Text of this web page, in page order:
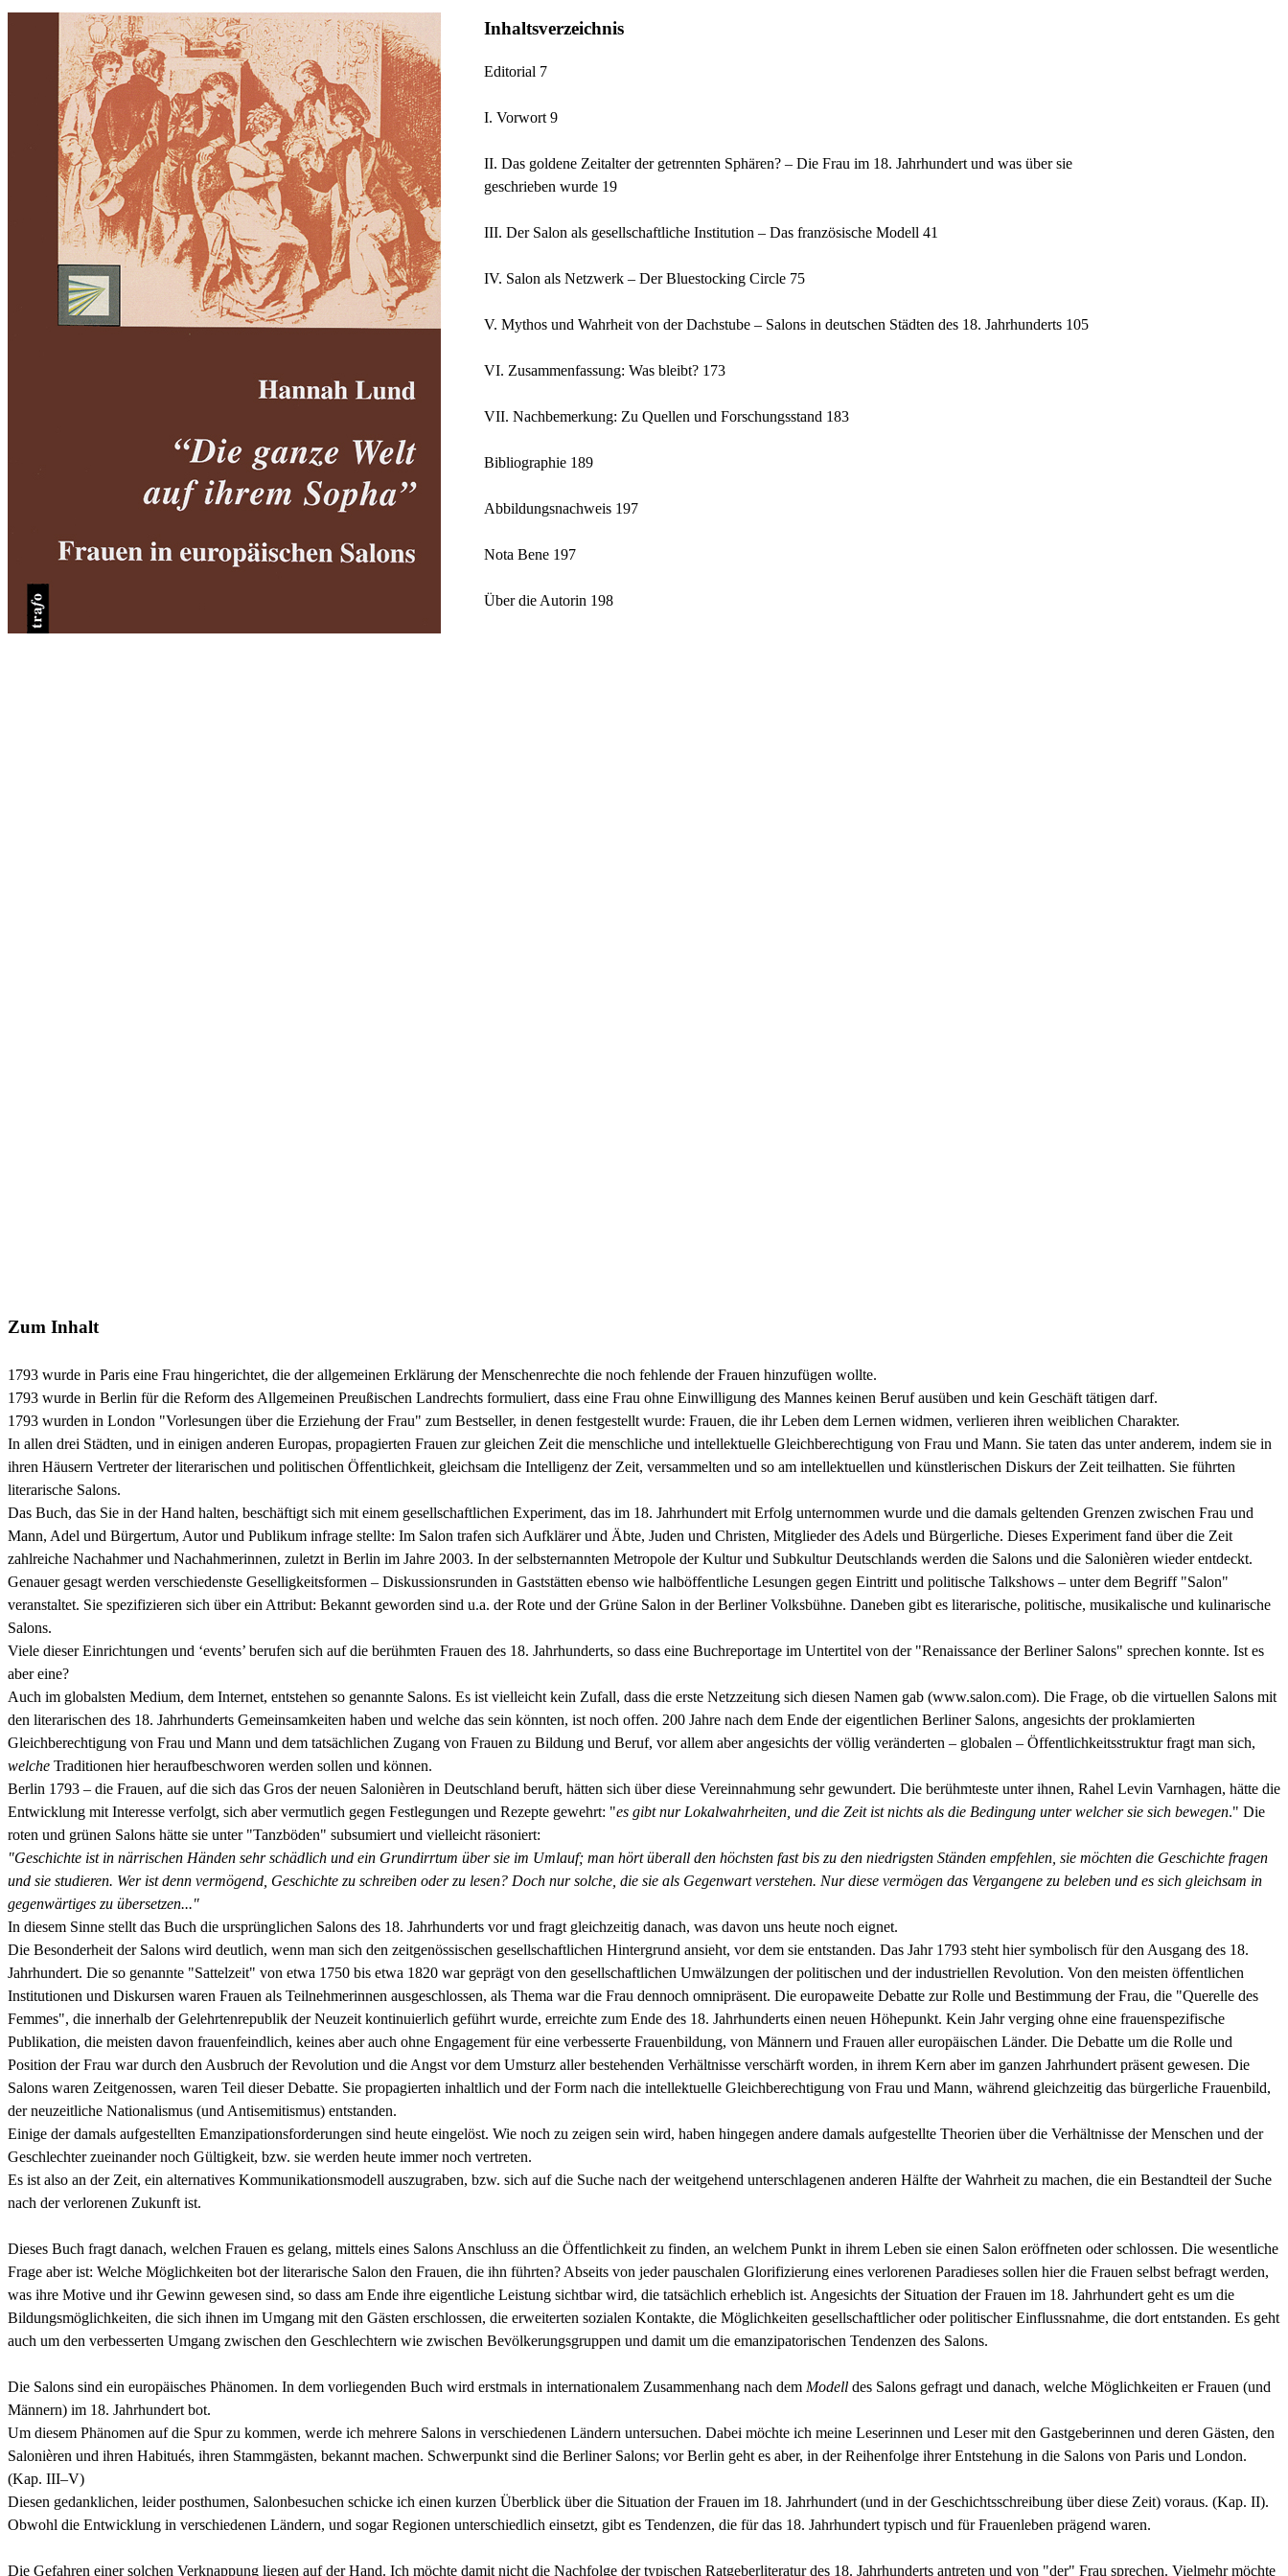
Inhaltsverzeichnis
Editorial 7
I. Vorwort 9
II. Das goldene Zeitalter der getrennten Sphären? – Die Frau im 18. Jahrhundert und was über sie
geschrieben wurde 19
III. Der Salon als gesellschaftliche Institution – Das französische Modell 41
IV. Salon als Netzwerk – Der Bluestocking Circle 75
V. Mythos und Wahrheit von der Dachstube – Salons in deutschen Städten des 18. Jahrhunderts 105
VI. Zusammenfassung: Was bleibt? 173
VII. Nachbemerkung: Zu Quellen und Forschungsstand 183
Bibliographie 189
Abbildungsnachweis 197
Nota Bene 197
Über die Autorin 198
Zum Inhalt
1793 wurde in Paris eine Frau hingerichtet, die der allgemeinen Erklärung der Menschenrechte die noch fehlende der Frauen hinzufügen wollte.
1793 wurde in Berlin für die Reform des Allgemeinen Preußischen Landrechts formuliert, dass eine Frau ohne Einwilligung des Mannes keinen Beruf ausüben und kein Geschäft tätigen darf.
1793 wurden in London "Vorlesungen über die Erziehung der Frau" zum Bestseller, in denen festgestellt wurde: Frauen, die ihr Leben dem Lernen widmen, verlieren ihren weiblichen Charakter.
In allen drei Städten, und in einigen anderen Europas, propagierten Frauen zur gleichen Zeit die menschliche und intellektuelle Gleichberechtigung von Frau und Mann. Sie taten das unter anderem, indem sie in
ihren Häusern Vertreter der literarischen und politischen Öffentlichkeit, gleichsam die Intelligenz der Zeit, versammelten und so am intellektuellen und künstlerischen Diskurs der Zeit teilhatten. Sie führten
literarische Salons.
Das Buch, das Sie in der Hand halten, beschäftigt sich mit einem gesellschaftlichen Experiment, das im 18. Jahrhundert mit Erfolg unternommen wurde und die damals geltenden Grenzen zwischen Frau und
Mann, Adel und Bürgertum, Autor und Publikum infrage stellte: Im Salon trafen sich Aufklärer und Äbte, Juden und Christen, Mitglieder des Adels und Bürgerliche. Dieses Experiment fand über die Zeit
zahlreiche Nachahmer und Nachahmerinnen, zuletzt in Berlin im Jahre 2003. In der selbsternannten Metropole der Kultur und Subkultur Deutschlands werden die Salons und die Salonièren wieder entdeckt.
Genauer gesagt werden verschiedenste Geselligkeitsformen – Diskussionsrunden in Gaststätten ebenso wie halböffentliche Lesungen gegen Eintritt und politische Talkshows – unter dem Begriff "Salon"
veranstaltet. Sie spezifizieren sich über ein Attribut: Bekannt geworden sind u.a. der Rote und der Grüne Salon in der Berliner Volksbühne. Daneben gibt es literarische, politische, musikalische und kulinarische
Salons.
Viele dieser Einrichtungen und ‘events’ berufen sich auf die berühmten Frauen des 18. Jahrhunderts, so dass eine Buchreportage im Untertitel von der "Renaissance der Berliner Salons" sprechen konnte. Ist es
aber eine?
Auch im globalsten Medium, dem Internet, entstehen so genannte Salons. Es ist vielleicht kein Zufall, dass die erste Netzzeitung sich diesen Namen gab (www.salon.com). Die Frage, ob die virtuellen Salons mit
den literarischen des 18. Jahrhunderts Gemeinsamkeiten haben und welche das sein könnten, ist noch offen. 200 Jahre nach dem Ende der eigentlichen Berliner Salons, angesichts der proklamierten
Gleichberechtigung von Frau und Mann und dem tatsächlichen Zugang von Frauen zu Bildung und Beruf, vor allem aber angesichts der völlig veränderten – globalen – Öffentlichkeitsstruktur fragt man sich,
welche Traditionen hier heraufbeschworen werden sollen und können.
Berlin 1793 – die Frauen, auf die sich das Gros der neuen Salonièren in Deutschland beruft, hätten sich über diese Vereinnahmung sehr gewundert. Die berühmteste unter ihnen, Rahel Levin Varnhagen, hätte die
Entwicklung mit Interesse verfolgt, sich aber vermutlich gegen Festlegungen und Rezepte gewehrt: "es gibt nur Lokalwahrheiten, und die Zeit ist nichts als die Bedingung unter welcher sie sich bewegen." Die
roten und grünen Salons hätte sie unter "Tanzböden" subsumiert und vielleicht räsoniert:
"Geschichte ist in närrischen Händen sehr schädlich und ein Grundirrtum über sie im Umlauf; man hört überall den höchsten fast bis zu den niedrigsten Ständen empfehlen, sie möchten die Geschichte fragen
und sie studieren. Wer ist denn vermögend, Geschichte zu schreiben oder zu lesen? Doch nur solche, die sie als Gegenwart verstehen. Nur diese vermögen das Vergangene zu beleben und es sich gleichsam in
gegenwärtiges zu übersetzen..."
In diesem Sinne stellt das Buch die ursprünglichen Salons des 18. Jahrhunderts vor und fragt gleichzeitig danach, was davon uns heute noch eignet.
Die Besonderheit der Salons wird deutlich, wenn man sich den zeitgenössischen gesellschaftlichen Hintergrund ansieht, vor dem sie entstanden. Das Jahr 1793 steht hier symbolisch für den Ausgang des 18.
Jahrhundert. Die so genannte "Sattelzeit" von etwa 1750 bis etwa 1820 war geprägt von den gesellschaftlichen Umwälzungen der politischen und der industriellen Revolution. Von den meisten öffentlichen
Institutionen und Diskursen waren Frauen als Teilnehmerinnen ausgeschlossen, als Thema war die Frau dennoch omnipräsent. Die europaweite Debatte zur Rolle und Bestimmung der Frau, die "Querelle des
Femmes", die innerhalb der Gelehrtenrepublik der Neuzeit kontinuierlich geführt wurde, erreichte zum Ende des 18. Jahrhunderts einen neuen Höhepunkt. Kein Jahr verging ohne eine frauenspezifische
Publikation, die meisten davon frauenfeindlich, keines aber auch ohne Engagement für eine verbesserte Frauenbildung, von Männern und Frauen aller europäischen Länder. Die Debatte um die Rolle und
Position der Frau war durch den Ausbruch der Revolution und die Angst vor dem Umsturz aller bestehenden Verhältnisse verschärft worden, in ihrem Kern aber im ganzen Jahrhundert präsent gewesen. Die
Salons waren Zeitgenossen, waren Teil dieser Debatte. Sie propagierten inhaltlich und der Form nach die intellektuelle Gleichberechtigung von Frau und Mann, während gleichzeitig das bürgerliche Frauenbild,
der neuzeitliche Nationalismus (und Antisemitismus) entstanden.
Einige der damals aufgestellten Emanzipationsforderungen sind heute eingelöst. Wie noch zu zeigen sein wird, haben hingegen andere damals aufgestellte Theorien über die Verhältnisse der Menschen und der
Geschlechter zueinander noch Gültigkeit, bzw. sie werden heute immer noch vertreten.
Es ist also an der Zeit, ein alternatives Kommunikationsmodell auszugraben, bzw. sich auf die Suche nach der weitgehend unterschlagenen anderen Hälfte der Wahrheit zu machen, die ein Bestandteil der Suche
nach der verlorenen Zukunft ist.
Dieses Buch fragt danach, welchen Frauen es gelang, mittels eines Salons Anschluss an die Öffentlichkeit zu finden, an welchem Punkt in ihrem Leben sie einen Salon eröffneten oder schlossen. Die wesentliche
Frage aber ist: Welche Möglichkeiten bot der literarische Salon den Frauen, die ihn führten? Abseits von jeder pauschalen Glorifizierung eines verlorenen Paradieses sollen hier die Frauen selbst befragt werden,
was ihre Motive und ihr Gewinn gewesen sind, so dass am Ende ihre eigentliche Leistung sichtbar wird, die tatsächlich erheblich ist. Angesichts der Situation der Frauen im 18. Jahrhundert geht es um die
Bildungsmöglichkeiten, die sich ihnen im Umgang mit den Gästen erschlossen, die erweiterten sozialen Kontakte, die Möglichkeiten gesellschaftlicher oder politischer Einflussnahme, die dort entstanden. Es geht
auch um den verbesserten Umgang zwischen den Geschlechtern wie zwischen Bevölkerungsgruppen und damit um die emanzipatorischen Tendenzen des Salons.
Die Salons sind ein europäisches Phänomen. In dem vorliegenden Buch wird erstmals in internationalem Zusammenhang nach dem Modell des Salons gefragt und danach, welche Möglichkeiten er Frauen (und
Männern) im 18. Jahrhundert bot.
Um diesem Phänomen auf die Spur zu kommen, werde ich mehrere Salons in verschiedenen Ländern untersuchen. Dabei möchte ich meine Leserinnen und Leser mit den Gastgeberinnen und deren Gästen, den
Salonièren und ihren Habitués, ihren Stammgästen, bekannt machen. Schwerpunkt sind die Berliner Salons; vor Berlin geht es aber, in der Reihenfolge ihrer Entstehung in die Salons von Paris und London.
(Kap. III–V)
Diesen gedanklichen, leider posthumen, Salonbesuchen schicke ich einen kurzen Überblick über die Situation der Frauen im 18. Jahrhundert (und in der Geschichtsschreibung über diese Zeit) voraus. (Kap. II).
Obwohl die Entwicklung in verschiedenen Ländern, und sogar Regionen unterschiedlich einsetzt, gibt es Tendenzen, die für das 18. Jahrhundert typisch und für Frauenleben prägend waren.
Die Gefahren einer solchen Verknappung liegen auf der Hand. Ich möchte damit nicht die Nachfolge der typischen Ratgeberliteratur des 18. Jahrhunderts antreten und von "der" Frau sprechen. Vielmehr möchte